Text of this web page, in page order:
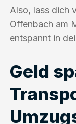
Also, lass dich
Offenbach am
entspannt in
Geld